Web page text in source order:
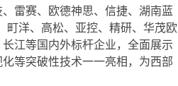
雷赛、欧德神思、信捷、湖南蓝
町洋、高松、亚控、精研、华茂欧
江等国内外标杆企业，全面展示
等突破性技术一一亮相，为西部